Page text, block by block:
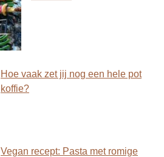
Hoe vaak zet jij nog een hele pot
koffie?
Vegan recept: Pasta met romige